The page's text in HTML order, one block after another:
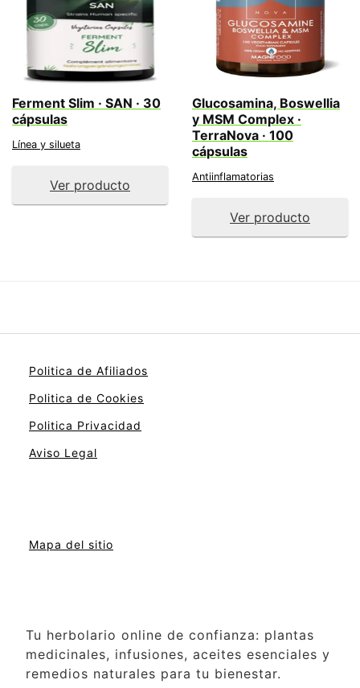
Ferment Slim · SAN · 30
cápsulas
Línea y silueta
Ver producto
Glucosamina, Boswellia
y MSM Complex ·
TerraNova · 100
cápsulas
Antiinflamatorias
Ver producto
Politica de Afiliados
Politica de Cookies
Politica Privacidad
Aviso Legal
Mapa del sitio
Tu herbolario online de confianza: plantas
medicinales, infusiones, aceites esenciales y
remedios naturales para tu bienestar.